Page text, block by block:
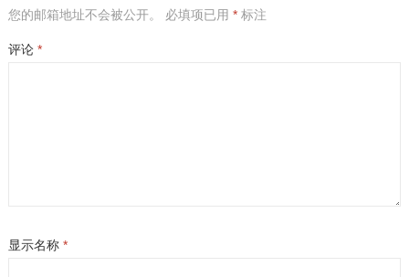
您的邮箱地址不会被公开。 必填项已用 *标注
评论 *
显示名称 *